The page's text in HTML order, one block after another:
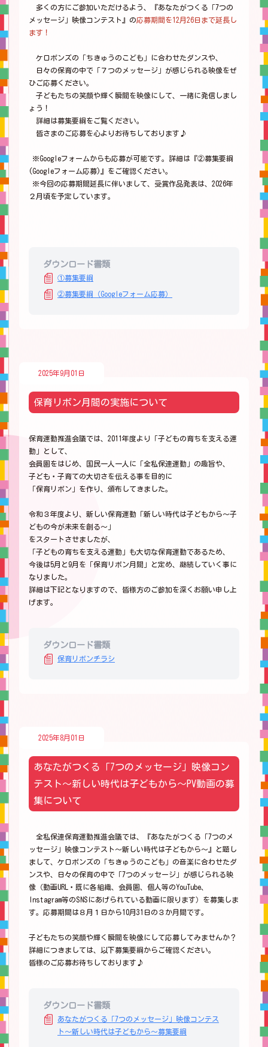
多くの方にご参加いただけるよう、『あなたがつくる「7つの
メッセージ」映像コンテスト』の応募期間を12月26日まで延長し
ます！
ケロポンズの「ちきゅうのこども」に合わせたダンスや、
日々の保育の中で「７つのメッセージ」が感じられる映像をぜ
ひご応募ください。
子どもたちの笑顔や輝く瞬間を映像にして、一緒に発信しまし
ょう！
詳細は募集要綱をご覧ください。
皆さまのご応募を心よりお待ちしております♪
※Googleフォームからも応募が可能です。詳細は『②募集要綱
(Googleフォーム応募)』をご確認ください。
※今回の応募期間延長に伴いまして、受賞作品発表は、2026年
２月頃を予定しています。
ダウンロード書類
①募集要綱
②募集要綱（Googleフォーム応募）
2025年9月01日
保育リボン月間の実施について
保育運動推進会議では、2011年度より「子どもの育ちを支える運
動」として、
会員園をはじめ、国民一人一人に「全私保連運動」の趣旨や、
子ども・子育ての大切さを伝える事を目的に
「保育リボン」を作り、頒布してきました。
令和３年度より、新しい保育運動「新しい時代は子どもから～子
どもの今が未来を創る～」
をスタートさせましたが、
「子どもの育ちを支える運動」も大切な保育運動であるため、
今後は5月と9月を「保育リボン月間」と定め、継続していく事に
なりました。
詳細は下記となりますので、皆様方のご参加を深くお願い申し上
げます。
ダウンロード書類
保育リボンチラシ
2025年8月01日
あなたがつくる「7つのメッセージ」映像コン
テスト～新しい時代は子どもから～PV動画の募
集について
全私保連保育運動推進会議では、『あなたがつくる「7つのメ
ッセージ」映像コンテスト～新しい時代は子どもから～』と題し
まして、ケロポンズの「ちきゅうのこども」の音楽に合わせたダ
ンスや、日々の保育の中で「7つのメッセージ」が感じられる映
像（動画URL・既に各組織、会員園、個人等のYouTube、
Instagram等のSNSにあげられている動画に限ります）を募集しま
す。応募期間は８月１日から10月31日の３か月間です。
子どもたちの笑顔や輝く瞬間を映像にして応募してみませんか？
詳細につきましては、以下募集要綱からご確認ください。
皆様のご応募お待ちしております♪
ダウンロード書類
あなたがつくる「7つのメッセージ」映像コンテス
ト～新しい時代は子どもから～募集要綱